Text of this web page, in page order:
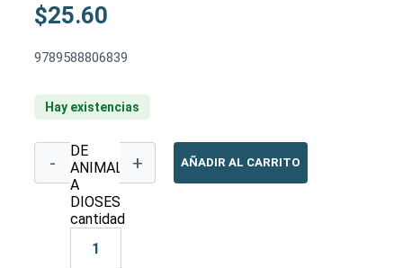
$25.60
9789588806839
Hay existencias
-
DE
ANIMALES
A
DIOSES
cantidad
+ AÑADIR AL CARRITO